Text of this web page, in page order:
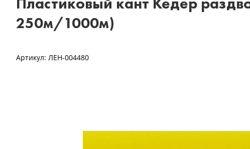
250м/1000м)
Артикул: ЛЕН-004480